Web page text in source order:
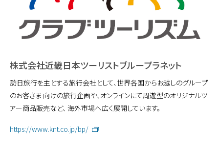
株式会社近畿日本ツーリストブループラネット
訪日旅行を主とする旅行会社として、世界各国からお越しのグループ
のお客さま 向けの旅行企画や、オンラインにて周遊型のオリジナルツ
アー商品販売など、 海外市場へ広く展開しています。
https://www.knt.co.jp/bp/